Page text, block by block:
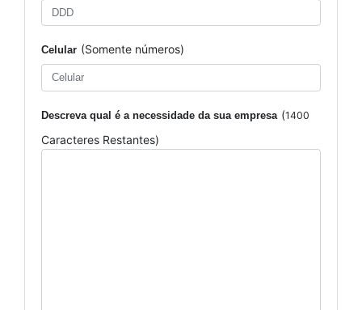
Celular (Somente números)
Descreva qual é a necessidade da sua empresa (1400
Caracteres Restantes)